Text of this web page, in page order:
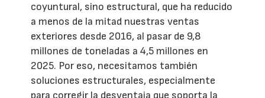
coyuntural, sino estructural, que ha reducido
a menos de la mitad nuestras ventas
exteriores desde 2016, al pasar de 9,8
millones de toneladas a 4,5 millones en
2025. Por eso, necesitamos también
soluciones estructurales, especialmente
para corregir la desventaja que soporta la